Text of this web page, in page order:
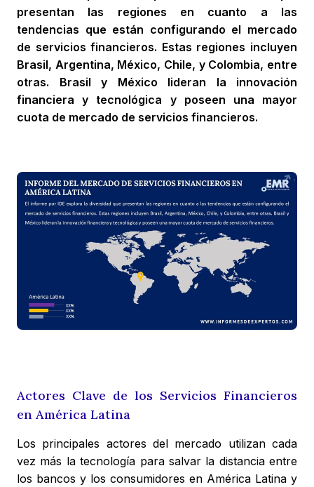
presentan las regiones en cuanto a las
tendencias que están configurando el mercado
de servicios financieros. Estas regiones incluyen
Brasil, Argentina, México, Chile, y Colombia, entre
otras. Brasil y México lideran la innovación
financiera y tecnológica y poseen una mayor
cuota de mercado de servicios financieros.
Actores Clave de los Servicios Financieros
en América Latina
Los principales actores del mercado utilizan cada
vez más la tecnología para salvar la distancia entre
los bancos y los consumidores en América Latina y